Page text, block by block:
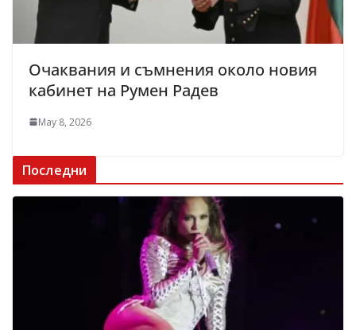
Очаквания и съмнения около новия
кабинет на Румен Радев
May 8, 2026
Последни